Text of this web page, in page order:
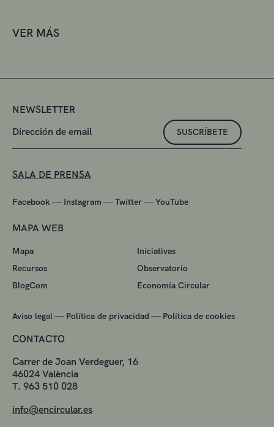
VER MÁS
NEWSLETTER
SUSCRÍBETE
SALA DE PRENSA
Facebook — Instagram —Twitter—YouTube
MAPA WEB
Mapa
Iniciativas
Recursos
Observatorio
BlogCom
Economía Circular
Aviso legal — Política de privacidad — Política de cookies
CONTACTO
Carrer de Joan Verdeguer, 16
46024 València
T. 963 510 028
info@encircular.es